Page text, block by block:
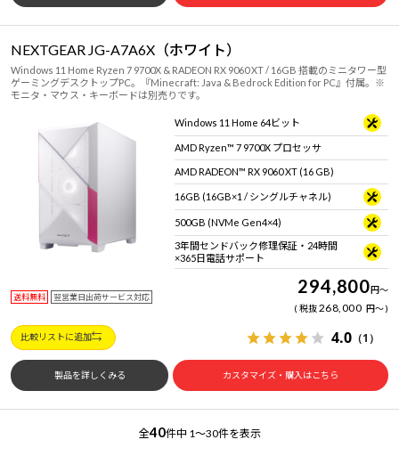
NEXTGEAR JG-A7A6X（ホワイト）
Windows 11 Home Ryzen 7 9700X & RADEON RX 9060 XT / 16GB 搭載のミニタワー型
ゲーミングデスクトップPC。『Minecraft: Java & Bedrock Edition for PC』付属。※
モニタ・マウス・キーボードは別売りです。
Windows 11 Home 64ビット
AMD Ryzen™ 7 9700X プロセッサ
AMD RADEON™ RX 9060 XT (16 GB)
16GB (16GB×1 / シングルチャネル)
500GB (NVMe Gen4×4)
3年間センドバック修理保証・24時間
×365日電話サポート
送料無料 翌営業日出荷サービス対応 294,800円～
税抜268,000 円～
比較リストに追加 4.0 （1）
製品を詳しくみる カスタマイズ・購入はこちら
全40件中 1～30件を表示